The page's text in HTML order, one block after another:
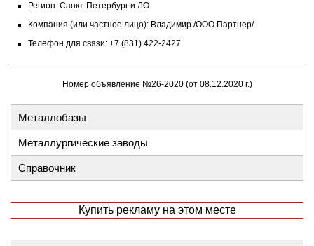
Регион: Санкт-Петербург и ЛО
Компания (или частное лицо): Владимир /ООО Партнер/
Телефон для связи: +7 (831) 422-2427
Номер объявление №26-2020 (от 08.12.2020 г.)
Металлобазы
Металлургические заводы
Справочник
Купить рекламу на этом месте